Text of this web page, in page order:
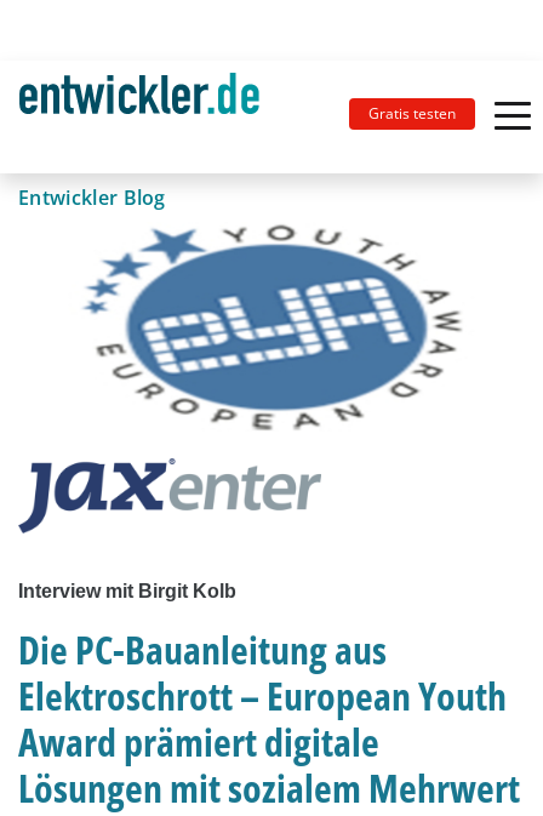
Gratis testen
Entwickler Blog
Interview mit Birgit Kolb
Die PC-Bauanleitung aus
Elektroschrott – European Youth
Award prämiert digitale
Lösungen mit sozialem Mehrwert